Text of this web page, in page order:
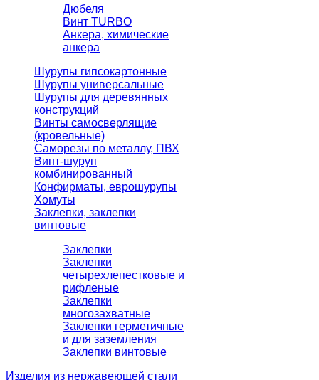
Дюбеля
Винт TURBO
Анкера, химические
анкера
Шурупы гипсокартонные
Шурупы универсальные
Шурупы для деревянных
конструкций
Винты самосверлящие
(кровельные)
Саморезы по металлу, ПВХ
Винт-шуруп
комбинированный
Конфирматы, еврошурупы
Хомуты
Заклепки, заклепки
винтовые
Заклепки
Заклепки
четырехлепестковые и
рифленые
Заклепки
многозахватные
Заклепки герметичные
и для заземления
Заклепки винтовые
Изделия из нержавеющей стали